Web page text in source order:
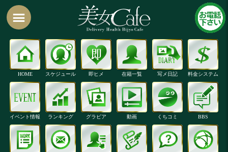
HOME スケジュール 即ヒメ 在籍一覧 写メ日記 料金システム
イベント情報 ランキング グラビア 動画 くちコミ BBS